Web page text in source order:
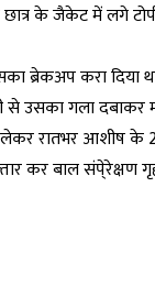
के जैकेट में लगे
ब्रेकअप करा
उसका गला दबाकर
रातभर आशीष के 2
कर बाल संपे्रेक्षण